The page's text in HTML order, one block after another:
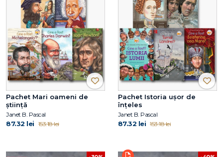
Pachet Mari oameni de
știință
Janet B. Pascal
87.32 lei 153.18 lei
Pachet Istoria ușor de
înțeles
Janet B. Pascal
87.32 lei 153.18 lei